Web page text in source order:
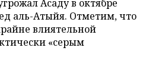
Асаду в октябре
аль-Атыйя. Отметим, что
влиятельной
«серым